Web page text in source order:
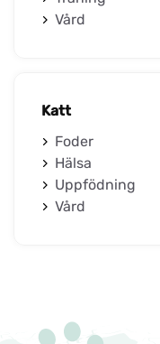
Vård
Katt
Foder
Hälsa
Uppfödning
Vård